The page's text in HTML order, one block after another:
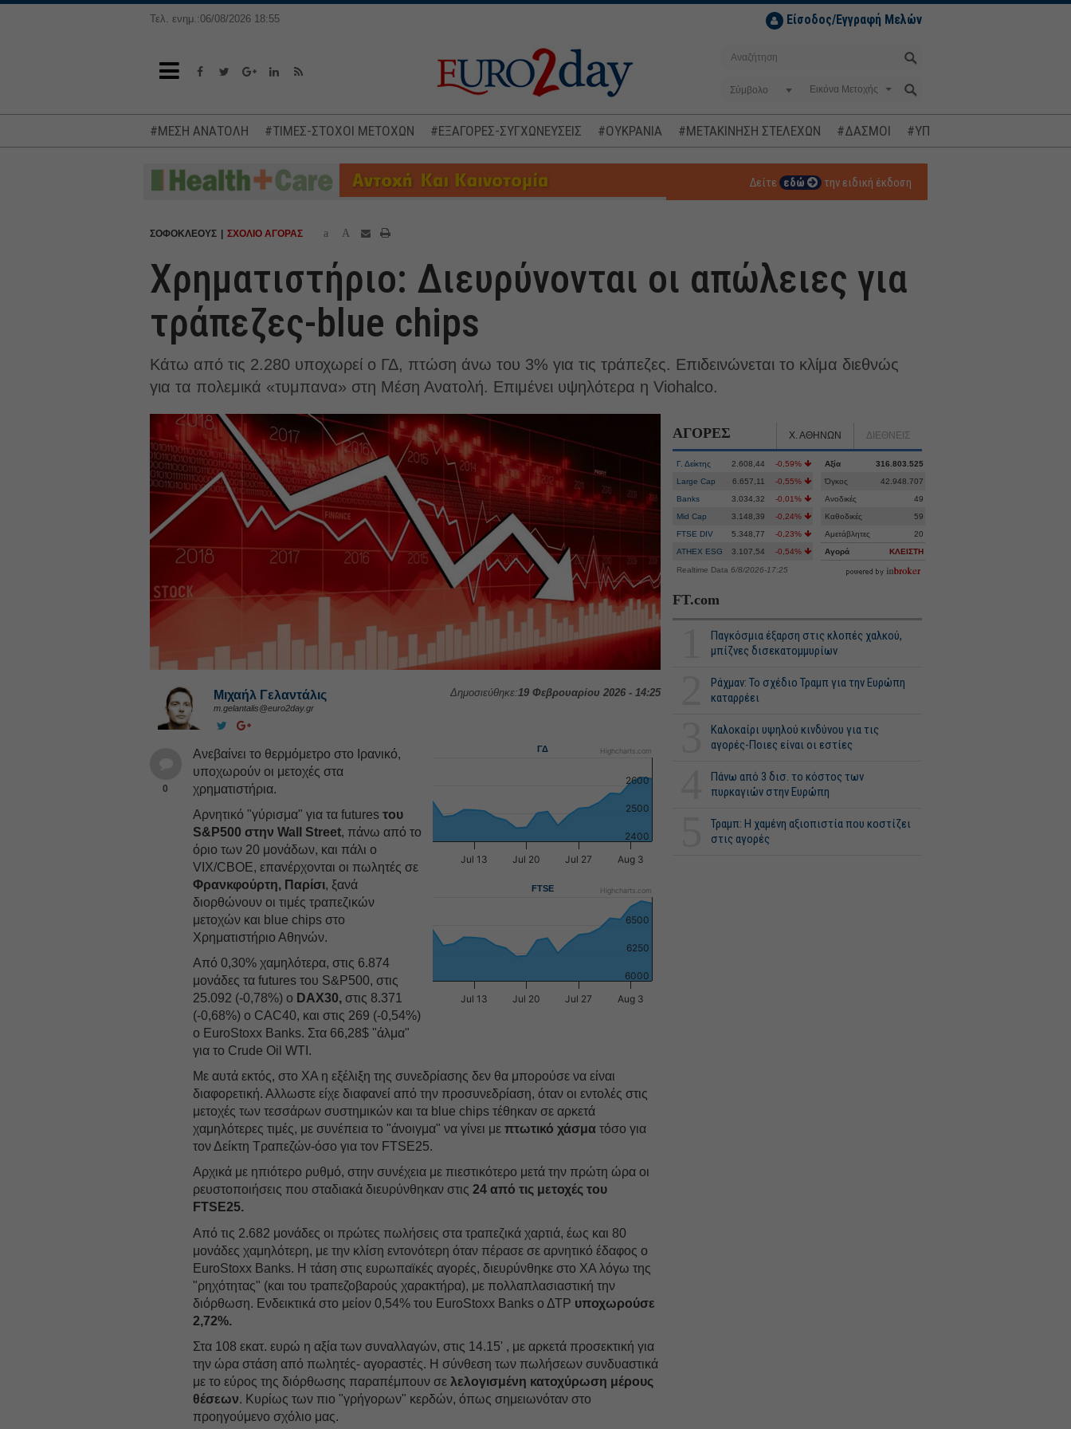
Τελ. ενημ.:06/08/2026 18:55 Είσοδος/Εγγραφή Μελών
Σύμβολο
#ΜΕΣΗ ΑΝΑΤΟΛΗ #ΤΙΜΕΣ-ΣΤΟΧΟΙ ΜΕΤΟΧΩΝ #ΕΞΑΓΟΡΕΣ-ΣΥΓΧΩΝΕΥΣΕΙΣ #ΟΥΚΡΑΝΙΑ #ΜΕΤΑΚΙΝΗΣΗ ΣΤΕΛΕΧΩΝ #ΔΑΣΜΟΙ #ΥΠΟΚΛΟΠΕΣ
Δείτε εδώ την ειδική έκδοση
ΣΟΦΟΚΛΕΟΥΣ ΣΧΟΛΙΟ ΑΓΟΡΑΣ a A
Χρηματιστήριο: Διευρύνονται οι απώλειες για
τράπεζες-blue chips
Κάτω από τις 2.280 υποχωρεί ο ΓΔ, πτώση άνω του 3% για τις τράπεζες. Επιδεινώνεται το κλίμα διεθνώς
για τα πολεμικά «τυμπανα» στη Μέση Ανατολή. Επιμένει υψηλότερα η Viohalco.
Δημοσιεύθηκε:19 Φεβρουαρίου 2026 - 14:25
Μιχαήλ Γελαντάλις
m.gelantalis@euro2day.gr
0
ΓΔ
Jul 13 Jul 20 Jul 27 Aug 3
2400
2500
2600
Highcharts.com
FTSE
Jul 13 Jul 20 Jul 27 Aug 3
6000
6250
6500
Highcharts.com
Ανεβαίνει το θερμόμετρο στο Ιρανικό,
υποχωρούν οι μετοχές στα
χρηματιστήρια.
Αρνητικό "γύρισμα" για τα futuresτου
S&P500 στην Wall Street, πάνω από το
όριο των 20 μονάδων, και πάλι ο
VIX/CBOE, επανέρχονται οι πωλητές σε
Φρανκφούρτη, Παρίσι, ξανά
διορθώνουν οι τιμές τραπεζικών
μετοχών και blue chips στο
Χρηματιστήριο Αθηνών.
Aπό 0,30% χαμηλότερα, στις 6.874
μονάδες τα futures του S&P500, στις
25.092 (-0,78%) ο DAX30, στις 8.371
(-0,68%) ο CAC40, και στις 269 (-0,54%)
ο EuroStoxx Banks. Στα 66,28$ "άλμα"
για το Crude Oil WTI.
Με αυτά εκτός, στο ΧΑ η εξέλιξη της συνεδρίασης δεν θα μπορούσε να είναι
διαφορετική. Αλλωστε είχε διαφανεί από την προσυνεδρίαση, όταν οι εντολές στις
μετοχές των τεσσάρων συστημικών και τα blue chips τέθηκαν σε αρκετά
χαμηλότερες τιμές, με συνέπεια το "άνοιγμα" να γίνει μεπτωτικό χάσμα τόσο για
τον Δείκτη Τραπεζών-όσο για τον FTSE25.
Αρχικά με ηπιότερο ρυθμό, στην συνέχεια με πιεστικότερο μετά την πρώτη ώρα οι
ρευστοποιήσεις που σταδιακά διευρύνθηκαν στις24 από τις μετοχές του
FTSE25.
Από τις 2.682 μονάδες οι πρώτες πωλήσεις στα τραπεζικά χαρτιά, έως και 80
μονάδες χαμηλότερη, με την κλίση εντονότερη όταν πέρασε σε αρνητικό έδαφος ο
EuroStoxx Banks. Η τάση στις ευρωπαϊκές αγορές, διευρύνθηκε στο ΧΑ λόγω της
"ρηχότητας" (και του τραπεζοβαρούς χαρακτήρα), με πολλαπλασιαστική την
διόρθωση. Ενδεικτικά στο μείον 0,54% του EuroStoxx Banks ο ΔΤΡ υποχωρούσε
2,72%.
Στα 108 εκατ. ευρώ η αξία των συναλλαγών, στις 14.15' , με αρκετά προσεκτική για
την ώρα στάση από πωλητές- αγοραστές. Η σύνθεση των πωλήσεων συνδυαστικά
με το εύρος της διόρθωσης παραπέμπουν σε λελογισμένη κατοχύρωση μέρους
θέσεων. Κυρίως των πιο "γρήγορων" κερδών, όπως σημειωνόταν στο
προηγούμενο σχόλιο μας.
ΑΓΟΡΕΣ Χ. ΑΘΗΝΩΝ ΔΙΕΘΝΕΙΣ
Γ. Δείκτης 2.608,44
-0,59%
Large Cap
6.657,11
-0,55%
Banks
3.034,32
-0,01%
Mid Cap
3.148,39
-0,24%
FTSE DIV
5.348,77
-0,23%
ATHEX ESG
3.107,54 -0,54%
Αξία
316.803.525
Όγκος
42.948.707
Ανοδικές
49
Καθοδικές
59
Αμετάβλητες
20
Αγορά
ΚΛΕΙΣΤΗ
Realtime Data 6/8/2026-17:25
FT.com
Παγκόσμια έξαρση στις κλοπές χαλκού,
μπίζνες δισεκατομμυρίων
Ράχμαν: Το σχέδιο Τραμπ για την Ευρώπη
καταρρέει
Καλοκαίρι υψηλού κινδύνου για τις
αγορές-Ποιες είναι οι εστίες
Πάνω από 3 δισ. το κόστος των
πυρκαγιών στην Ευρώπη
Τραμπ: Η χαμένη αξιοπιστία που κοστίζει
στις αγορές